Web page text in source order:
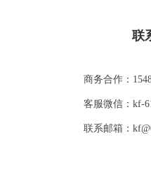
联
商务合作：
客服微信：kf-
联系邮箱：